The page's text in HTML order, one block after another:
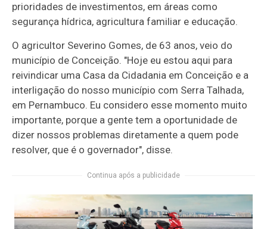
prioridades de investimentos, em áreas como
segurança hídrica, agricultura familiar e educação.
O agricultor Severino Gomes, de 63 anos, veio do
município de Conceição. "Hoje eu estou aqui para
reivindicar uma Casa da Cidadania em Conceição e a
interligação do nosso município com Serra Talhada,
em Pernambuco. Eu considero esse momento muito
importante, porque a gente tem a oportunidade de
dizer nossos problemas diretamente a quem pode
resolver, que é o governador", disse.
Continua após a publicidade